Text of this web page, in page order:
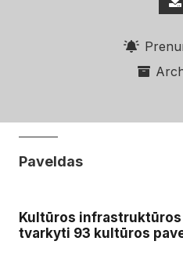
Paveldas
Kultūros
tvarkyti 93 kultūros